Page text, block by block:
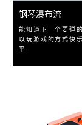
钢琴瀑布流
能知道下一个要弹
以玩游戏的方式快
平